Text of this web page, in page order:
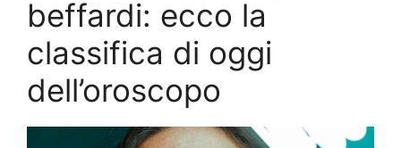
beffardi: ecco la
classifica di oggi
dell’oroscopo